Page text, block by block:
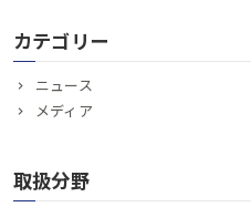
カテゴリー
ニュース
メディア
取扱分野